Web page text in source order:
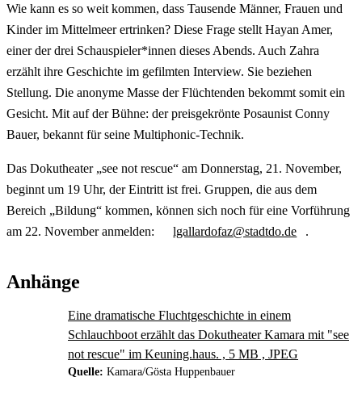
Wie kann es so weit kommen, dass Tausende Männer, Frauen und
Kinder im Mittelmeer ertrinken? Diese Frage stellt Hayan Amer,
einer der drei Schauspieler*innen dieses Abends. Auch Zahra
erzählt ihre Geschichte im gefilmten Interview. Sie beziehen
Stellung. Die anonyme Masse der Flüchtenden bekommt somit ein
Gesicht. Mit auf der Bühne: der preisgekrönte Posaunist Conny
Bauer, bekannt für seine Multiphonic-Technik.
Das Dokutheater „see not rescue“ am Donnerstag, 21. November,
beginnt um 19 Uhr, der Eintritt ist frei. Gruppen, die aus dem
Bereich „Bildung“ kommen, können sich noch für eine Vorführung
am 22. November anmelden:
lgallardofaz@stadtdo.de .
Anhänge
Eine dramatische Fluchtgeschichte in einem
Schlauchboot erzählt das Dokutheater Kamara mit "see
not rescue" im Keuning.haus. , 5 MB , JPEG
Quelle: Kamara/Gösta Huppenbauer